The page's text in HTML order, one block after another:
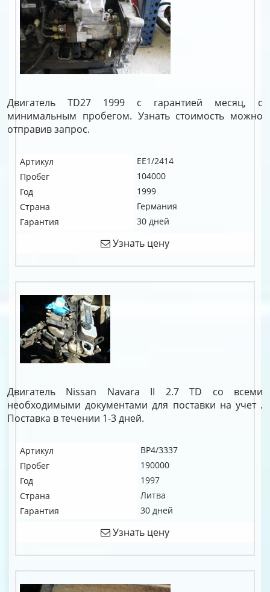
Двигатель TD27 1999 с гарантией месяц, с
минимальным пробегом. Узнать стоимость можно
отправив запрос.
Артикул
EE1/2414
Пробег
104000
Год
1999
Страна
Германия
Гарантия
30 дней
Узнать цену
Двигатель Nissan Navara II 2.7 TD со всеми
необходимыми документами для поставки на учет .
Поставка в течении 1-3 дней.
Артикул
BP4/3337
Пробег
190000
Год
1997
Страна
Литва
Гарантия
30 дней
Узнать цену